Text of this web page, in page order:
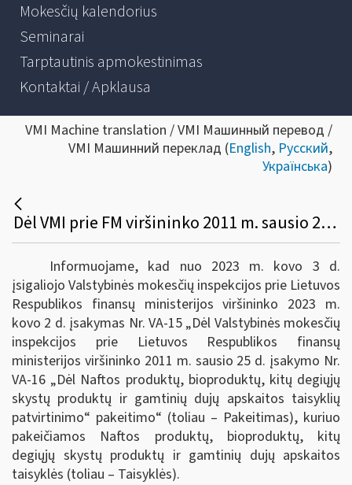
Mokesčių kalendorius
Seminarai
Tarptautinis apmokestinimas
Kontaktai / Apklausa
VMI Machine translation / VMI Машинный перевод /
VMI Машинний переклад (English, Русский,
Українська)
Dėl VMI prie FM viršininko 2011 m. sausio 25 d. įsakymo VA-16 pakeitimo
Informuojame, kad nuo 2023 m. kovo 3 d.
įsigaliojo Valstybinės mokesčių inspekcijos prie Lietuvos
Respublikos finansų ministerijos viršininko 2023 m.
kovo 2 d. įsakymas Nr. VA-15 „Dėl Valstybinės mokesčių
inspekcijos prie Lietuvos Respublikos finansų
ministerijos viršininko 2011 m. sausio 25 d. įsakymo Nr.
VA-16 „Dėl Naftos produktų, bioproduktų, kitų degiųjų
skystų produktų ir gamtinių dujų apskaitos taisyklių
patvirtinimo“ pakeitimo“ (toliau – Pakeitimas), kuriuo
pakeičiamos Naftos produktų, bioproduktų, kitų
degiųjų skystų produktų ir gamtinių dujų apskaitos
taisyklės (toliau – Taisyklės).